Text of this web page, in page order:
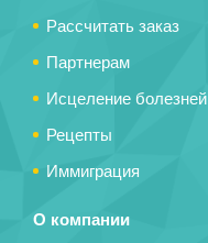
Рассчитать заказ
Партнерам
Исцеление болезней
Рецепты
Иммиграция
О компании